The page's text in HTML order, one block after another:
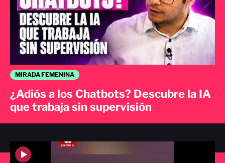
MIRADA FEMENINA
¿Adiós a los Chatbots? Descubre la IA
que trabaja sin supervisión